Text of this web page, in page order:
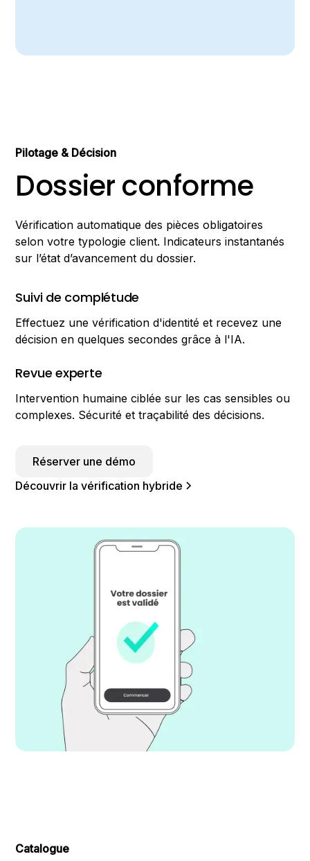
Pilotage & Décision
Dossier conforme
Vérification automatique des pièces obligatoires
selon votre typologie client. Indicateurs instantanés
sur l’état d’avancement du dossier.
Suivi de complétude
Effectuez une vérification d'identité et recevez une
décision en quelques secondes grâce à l'IA.
Revue experte
Intervention humaine ciblée sur les cas sensibles ou
complexes. Sécurité et traçabilité des décisions.
Réserver une démo
Découvrir la vérification hybride
Catalogue